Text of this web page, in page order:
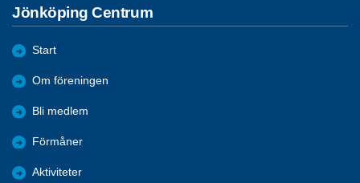
Jönköping Centrum
Start
Om föreningen
Bli medlem
Förmåner
Aktiviteter